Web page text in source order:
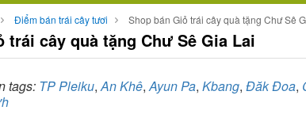
Điểm bán trái cây tươi Shop bán Giỏ trái cây quà tặng Chư Sê
trái cây quà tặng Chư Sê Gia Lai
tags: TP Pleiku,An Khê,Ayun Pa, Kbang, Đăk Đoa,